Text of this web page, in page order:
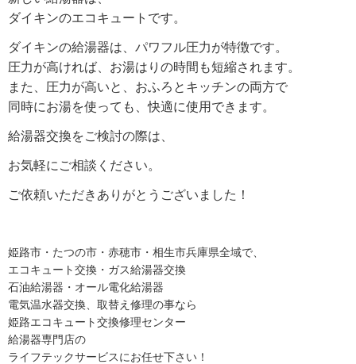
ダイキンのエコキュートです。
ダイキンの給湯器は、パワフル圧力が特徴です。
圧力が高ければ、お湯はりの時間も短縮されます。
また、圧力が高いと、おふろとキッチンの両方で
同時にお湯を使っても、快適に使用できます。
給湯器交換をご検討の際は、
お気軽にご相談ください。
ご依頼いただきありがとうございました！
姫路市・たつの市・赤穂市・相生市兵庫県全域で、
エコキュート交換・ガス給湯器交換
石油給湯器・オール電化給湯器
電気温水器交換、取替え修理の事なら
姫路エコキュート交換修理センター
給湯器専門店の
ライフテックサービスにお任せ下さい！